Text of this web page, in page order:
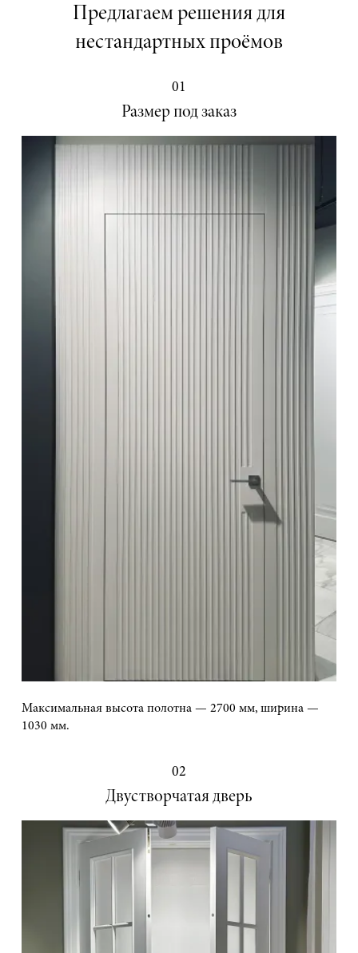
Предлагаем решения для
нестандартных проёмов
01
Размер под заказ
Максимальная высота полотна — 2700 мм, ширина —
1030 мм.
02
Двустворчатая дверь